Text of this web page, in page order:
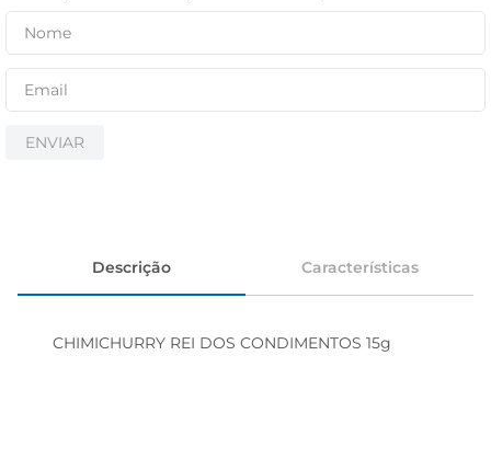
ENVIAR
Descrição Características
CHIMICHURRY REI DOS CONDIMENTOS 15g
papel higiênico
cerveja